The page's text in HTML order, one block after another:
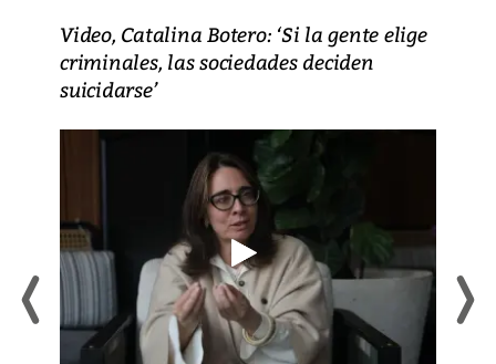
Video, Catalina Botero: ‘Si la gente elige
criminales, las sociedades deciden
suicidarse’